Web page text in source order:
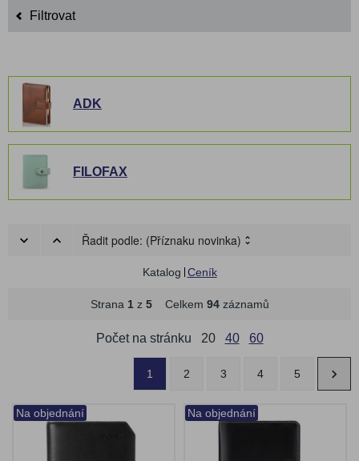
Filtrovat
ADK
FILOFAX
Řadit podle: (Příznaku novinka)
Katalog Ceník
Strana 1z 5Celkem 94záznamů
Počet na stránku 20 40 60
1 2 3 4 5
Na objednání Na objednání